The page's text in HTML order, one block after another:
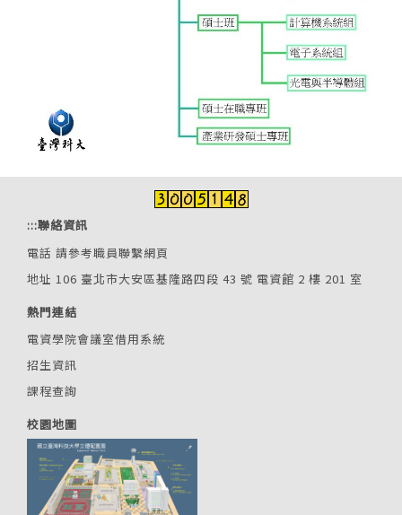
:::聯絡資訊
電話 請參考職員聯繫網頁
地址 106 臺北市大安區基隆路四段 43 號 電資館 2 樓 201 室
熱門連結
電資學院會議室借用系統
招生資訊
課程查詢
校園地圖